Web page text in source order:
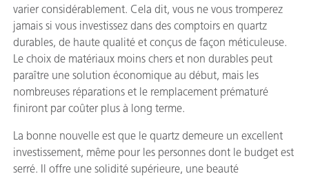
varier considérablement. Cela dit, vous ne vous tromperez
jamais si vous investissez dans des comptoirs en quartz
durables, de haute qualité et conçus de façon méticuleuse.
Le choix de matériaux moins chers et non durables peut
paraître une solution économique au début, mais les
nombreuses réparations et le remplacement prématuré
finiront par coûter plus à long terme.
La bonne nouvelle est que le quartz demeure un excellent
investissement, même pour les personnes dont le budget est
serré. Il offre une solidité supérieure, une beauté